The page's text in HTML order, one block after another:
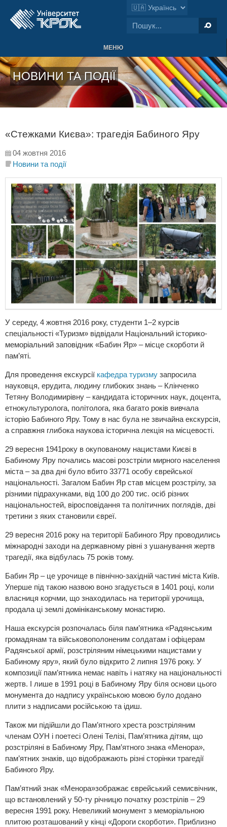
МЕНЮ
НОВИНИ ТА ПОДІЇ
«Стежками Києва»: трагедія Бабиного Яру
04 жовтня 2016
Новини та події
У середу, 4 жовтня 2016 року, студенти 1–2 курсів
спеціальності «Туризм» відвідали Національний історико-
меморіальний заповідник «Бабин Яр» – місце скорботи й
пам’яті.
Для проведення екскурсії кафедра туризму запросила
науковця, ерудита, людину глибоких знань – Клінченко
Тетяну Володимирівну – кандидата історичних наук, доцента,
етнокультуролога, політолога, яка багато років вивчала
історію Бабиного Яру. Тому в нас була не звичайна екскурсія,
а справжня глибока наукова історична лекція на місцевості.
29 вересня 1941року в окупованому нацистами Києві в
Бабиному Яру почались масові розстріли мирного населення
міста – за два дні було вбито 33771 особу єврейської
національності. Загалом Бабин Яр став місцем розстрілу, за
різними підрахунками, від 100 до 200 тис. осіб різних
національностей, віросповідання та політичних поглядів, дві
третини з яких становили євреї.
29 вересня 2016 року на території Бабиного Яру проводились
міжнародні заходи на державному рівні з ушанування жертв
трагедії, яка відбулась 75 років тому.
Бабин Яр – це урочище в північно-західній частині міста Київ.
Уперше під такою назвою воно згадується в 1401 році, коли
власниця корчми, що знаходилась на території урочища,
продала ці землі домініканському монастирю.
Наша екскурсія розпочалась біля пам’ятника «Радянським
громадянам та військовополоненим солдатам і офіцерам
Радянської армії, розстріляним німецькими нацистами у
Бабиному яру», який було відкрито 2 липня 1976 року. У
композиції пам’ятника немає навіть і натяку на національності
жертв. І лише в 1991 році в Бабиному Яру біля основи цього
монумента до надпису українською мовою було додано
плити з надписами російською та ідиш.
Також ми підійшли до Пам’ятного хреста розстріляним
членам ОУН і поетесі Олені Телізі, Пам’ятника дітям, що
розстріляні в Бабиному Яру, Пам’ятного знака «Менора»,
пам’ятних знаків, що відображають різні сторінки трагедії
Бабиного Яру.
Пам’ятний знак «Менора»зображає єврейський семисвічник,
що встановлений у 50-ту річницю початку розстрілів – 29
вересня 1991 року. Невеликий монумент з меморіальною
плитою розташований у кінці «Дороги скорботи». Приблизно